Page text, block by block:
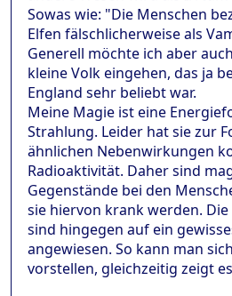
Sowas wie: "Die Menschen
Elfen fälschlicherweise als
Generell möchte ich aber
kleine Volk eingehen, das ja
England sehr beliebt war.
Meine Magie ist eine
Strahlung. Leider hat sie zur
ähnlichen Nebenwirkungen
Radioaktivität. Daher sind
Gegenstände bei den
sie hiervon krank werden.
sind hingegen auf ein
angewiesen. So kann man
vorstellen, gleichzeitig zeigt